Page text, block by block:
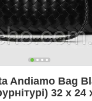
Andiamo Bag
32 х 24